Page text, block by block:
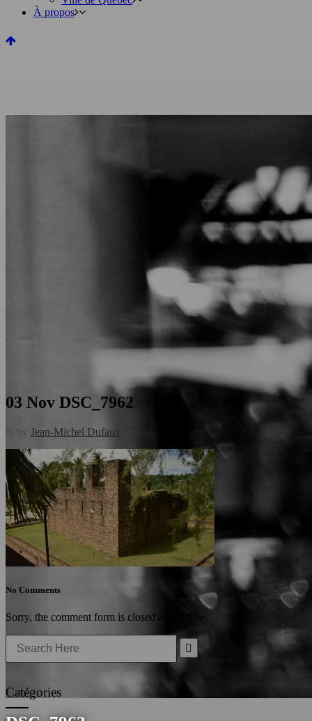
À propos
03 Nov DSC_7962
by Jean-Michel Dufaux
No Comments
Sorry, the comment form is closed at this time.
for:
Catégories